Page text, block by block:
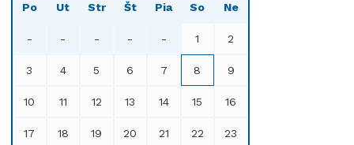
Po Ut Str Št Pia So Ne
- - - - - 1 2
3 4 5 6 7 8 9
10 11 12 13 14 15 16
17 18 19 20 21 22 23